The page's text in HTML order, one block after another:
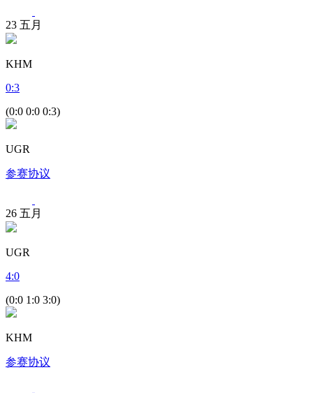
23 五月
KHM
0:3
(0:0 0:0 0:3)
UGR
参赛协议
26 五月
UGR
4:0
(0:0 1:0 3:0)
KHM
参赛协议